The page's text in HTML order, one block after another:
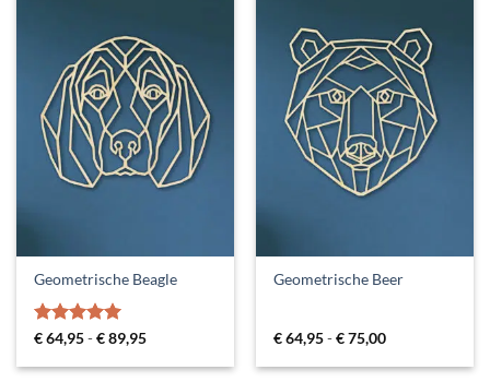
Geometrische Beagle
Gewaardeerd
€64,95-€89,95Prijsklasse:
tot
Geometrische Beer
€64,95-€75,00Prijsklasse:
tot